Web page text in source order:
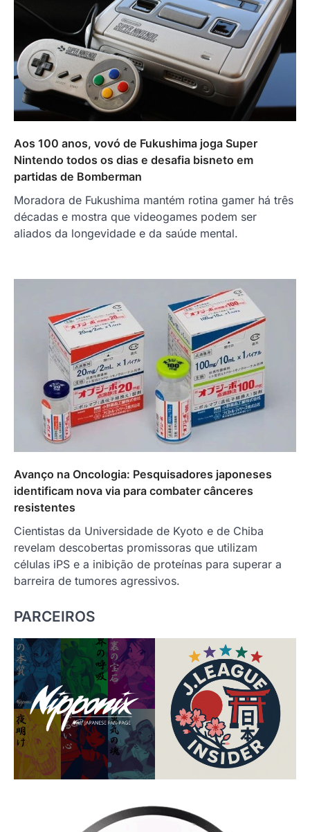
Aos 100 anos, vovó de Fukushima joga Super
Nintendo todos os dias e desafia bisneto em
partidas de Bomberman
Moradora de Fukushima mantém rotina gamer há três
décadas e mostra que videogames podem ser
aliados da longevidade e da saúde mental.
Avanço na Oncologia: Pesquisadores japoneses
identificam nova via para combater cânceres
resistentes
Cientistas da Universidade de Kyoto e de Chiba
revelam descobertas promissoras que utilizam
células iPS e a inibição de proteínas para superar a
barreira de tumores agressivos.
PARCEIROS